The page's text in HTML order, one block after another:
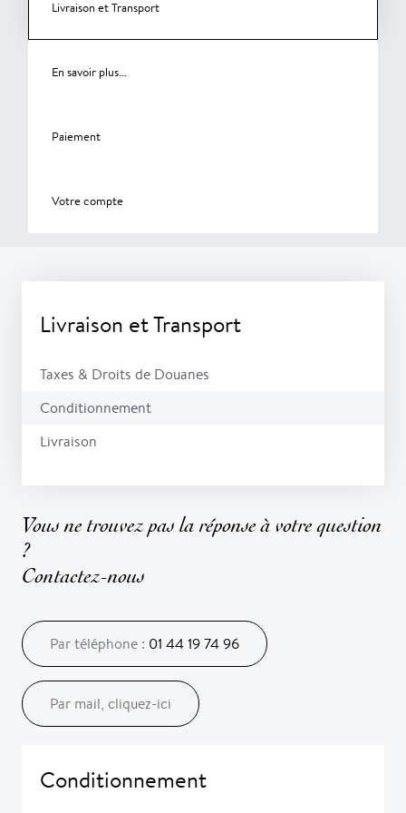
Livraison et Transport
En savoir plus...
Paiement
Votre compte
Livraison et Transport
Taxes & Droits de Douanes
Conditionnement
Livraison
Vous ne trouvez pas la réponse à votre question
?
Contactez-nous
Par téléphone : 01 44 19 74 96
Par mail, cliquez-ici
Conditionnement